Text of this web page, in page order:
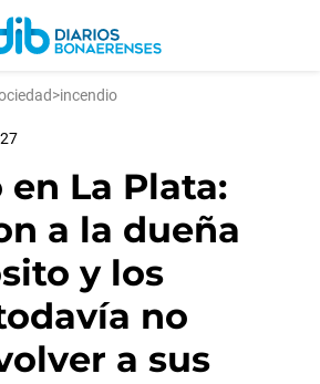
>incendio
La Plata:
a la dueña
y los
no
a sus